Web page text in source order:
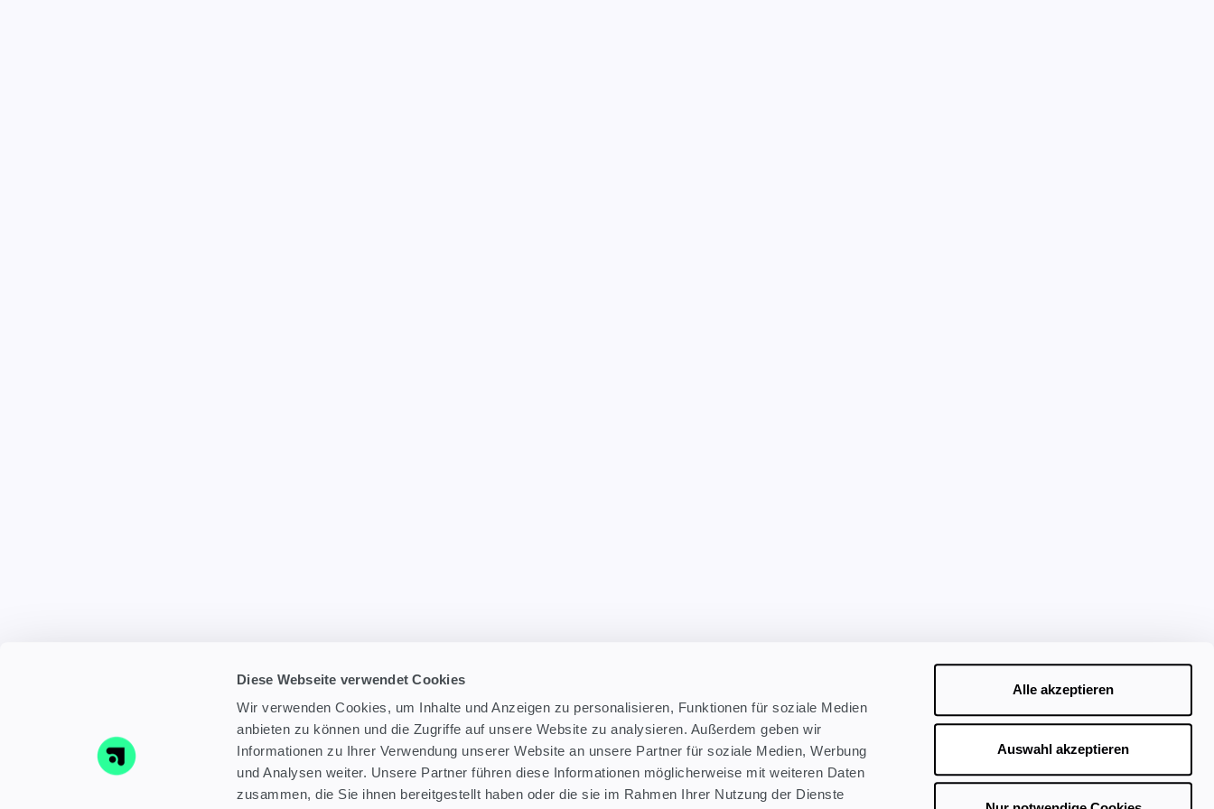
Diese Webseite verwendet Cookies
Wir verwenden Cookies, um Inhalte und Anzeigen zu personalisieren, Funktionen für soziale Medien
anbieten zu können und die Zugriffe auf unsere Website zu analysieren. Außerdem geben wir
Informationen zu Ihrer Verwendung unserer Website an unsere Partner für soziale Medien, Werbung
und Analysen weiter. Unsere Partner führen diese Informationen möglicherweise mit weiteren Daten
zusammen, die Sie ihnen bereitgestellt haben oder die sie im Rahmen Ihrer Nutzung der Dienste
Alle akzeptieren
Auswahl akzeptieren